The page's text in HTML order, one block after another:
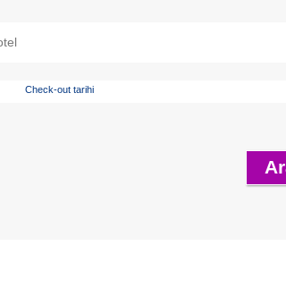
Check-out tarihi